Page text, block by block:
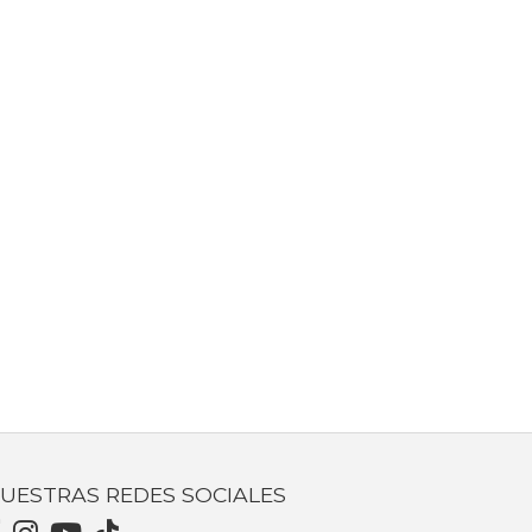
REDES SOCIALES